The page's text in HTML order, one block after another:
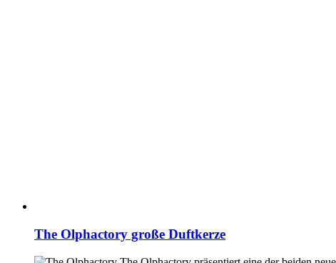
The Olphactory große Duftkerze